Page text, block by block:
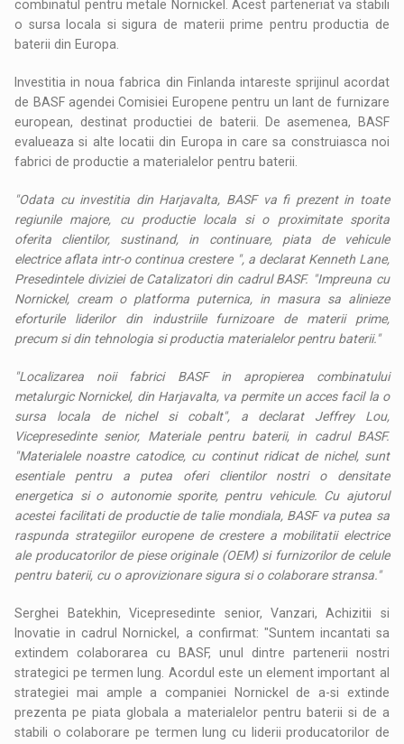
combinatul pentru metale Nornickel. Acest parteneriat va stabili
o sursa locala si sigura de materii prime pentru productia de
baterii din Europa.
Investitia in noua fabrica din Finlanda intareste sprijinul acordat
de BASF agendei Comisiei Europene pentru un lant de furnizare
european, destinat productiei de baterii. De asemenea, BASF
evalueaza si alte locatii din Europa in care sa construiasca noi
fabrici de productie a materialelor pentru baterii.
"Odata cu investitia din Harjavalta, BASF va fi prezent in toate
regiunile majore, cu productie locala si o proximitate sporita
oferita clientilor, sustinand, in continuare, piata de vehicule
electrice aflata intr-o continua crestere ", a declarat Kenneth Lane,
Presedintele diviziei de Catalizatori din cadrul BASF. "Impreuna cu
Nornickel, cream o platforma puternica, in masura sa alinieze
eforturile liderilor din industriile furnizoare de materii prime,
precum si din tehnologia si productia materialelor pentru baterii."
"Localizarea noii fabrici BASF in apropierea combinatului
metalurgic Nornickel, din Harjavalta, va permite un acces facil la o
sursa locala de nichel si cobalt", a declarat Jeffrey Lou,
Vicepresedinte senior, Materiale pentru baterii, in cadrul BASF.
"Materialele noastre catodice, cu continut ridicat de nichel, sunt
esentiale pentru a putea oferi clientilor nostri o densitate
energetica si o autonomie sporite, pentru vehicule. Cu ajutorul
acestei facilitati de productie de talie mondiala, BASF va putea sa
raspunda strategiilor europene de crestere a mobilitatii electrice
ale producatorilor de piese originale (OEM) si furnizorilor de celule
pentru baterii, cu o aprovizionare sigura si o colaborare stransa."
Serghei Batekhin, Vicepresedinte senior, Vanzari, Achizitii si
Inovatie in cadrul Nornickel, a confirmat: "Suntem incantati sa
extindem colaborarea cu BASF, unul dintre partenerii nostri
strategici pe termen lung. Acordul este un element important al
strategiei mai ample a companiei Nornickel de a-si extinde
prezenta pe piata globala a materialelor pentru baterii si de a
stabili o colaborare pe termen lung cu liderii producatorilor de